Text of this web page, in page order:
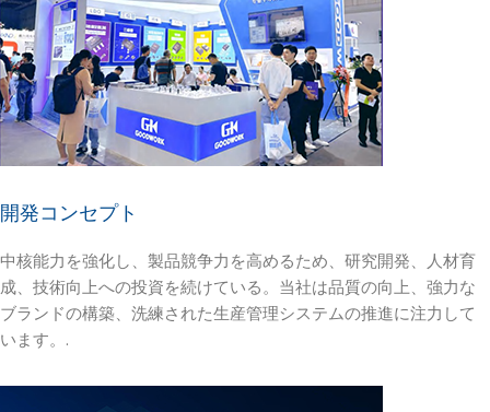
開発コンセプト
中核能力を強化し、製品競争力を高めるため、研究開発、人材育
成、技術向上への投資を続けている。当社は品質の向上、強力な
ブランドの構築、洗練された生産管理システムの推進に注力して
います。.